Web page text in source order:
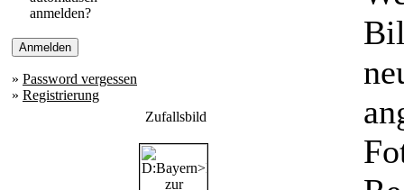
anmelden?
» Password vergessen
» Registrierung
Zufallsbild